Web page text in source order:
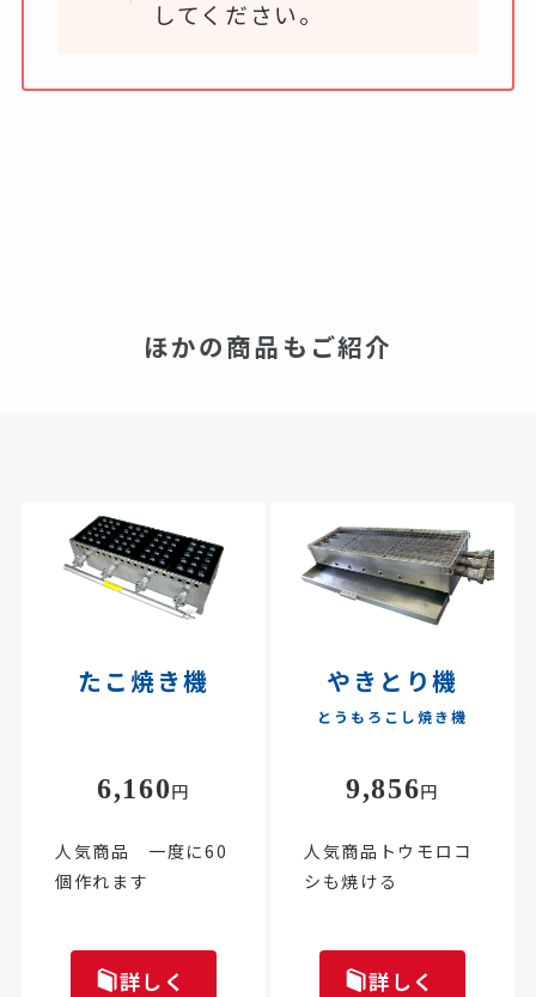
してください。
ほかの商品もご紹介
たこ焼き機
6,160円
人気商品 一度に60
個作れます
詳しく
やきとり機
とうもろこし焼き機
9,856円
人気商品トウモロコ
シも焼ける
詳しく